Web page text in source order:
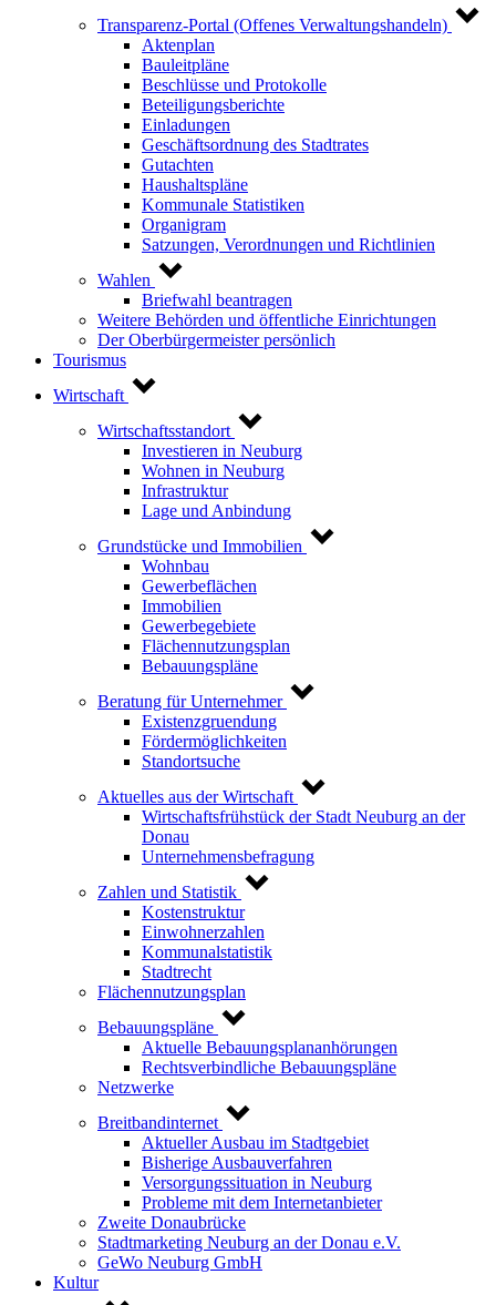
Transparenz-Portal (Offenes Verwaltungshandeln)
Aktenplan
Bauleitpläne
Beschlüsse und Protokolle
Beteiligungsberichte
Einladungen
Geschäftsordnung des Stadtrates
Gutachten
Haushaltspläne
Kommunale Statistiken
Organigram
Satzungen, Verordnungen und Richtlinien
Wahlen
Briefwahl beantragen
Weitere Behörden und öffentliche Einrichtungen
Der Oberbürgermeister persönlich
Tourismus
Wirtschaft
Wirtschaftsstandort
Investieren in Neuburg
Wohnen in Neuburg
Infrastruktur
Lage und Anbindung
Grundstücke und Immobilien
Wohnbau
Gewerbeflächen
Immobilien
Gewerbegebiete
Flächennutzungsplan
Bebauungspläne
Beratung für Unternehmer
Existenzgruendung
Fördermöglichkeiten
Standortsuche
Aktuelles aus der Wirtschaft
Wirtschaftsfrühstück der Stadt Neuburg an der
Donau
Unternehmensbefragung
Zahlen und Statistik
Kostenstruktur
Einwohnerzahlen
Kommunalstatistik
Stadtrecht
Flächennutzungsplan
Bebauungspläne
Aktuelle Bebauungsplananhörungen
Rechtsverbindliche Bebauungspläne
Netzwerke
Breitbandinternet
Aktueller Ausbau im Stadtgebiet
Bisherige Ausbauverfahren
Versorgungssituation in Neuburg
Probleme mit dem Internetanbieter
Zweite Donaubrücke
Stadtmarketing Neuburg an der Donau e.V.
GeWo Neuburg GmbH
Kultur